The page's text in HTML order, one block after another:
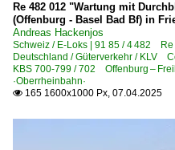
Re 482 012 "Wartung mit
(Offenburg - Basel Bad Bf) in
Andreas Hackenjos
Schweiz / E-Loks | 91 85 / 4 482
Deutschland / Güterverkehr / KLV
KBS 700-799 / 702 Offenburg –
·Oberrheinbahn·
 165 1600x1000 Px, 07.04.2025